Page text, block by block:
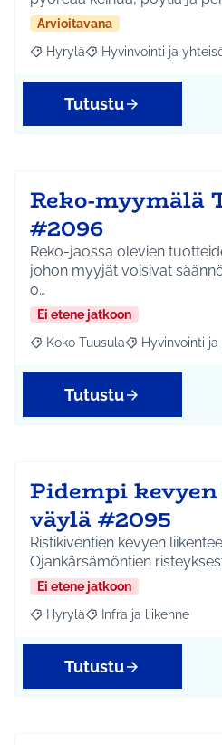
Arvioitavana
Rajaa tulokset aihepiirin
Hyrylä Rajaa tulokset
Hyvinvointi ja
Tutustu
Reko-myymälä
#2096
Reko-jaossa olevien
johon myyjät voisivat
o…
Ei etene jatkoon
Rajaa tulokset aihepiirin
Koko Tuusula Rajaa tulokset
Hyvinvointi
Tutustu
Pidempi
väylä #2095
Ristikiventien kevyen
Ojankärsämöntien
Ei etene jatkoon
Rajaa tulokset aihepiirin
Hyrylä Rajaa tulokset teeman
Infra ja liikenne
Tutustu